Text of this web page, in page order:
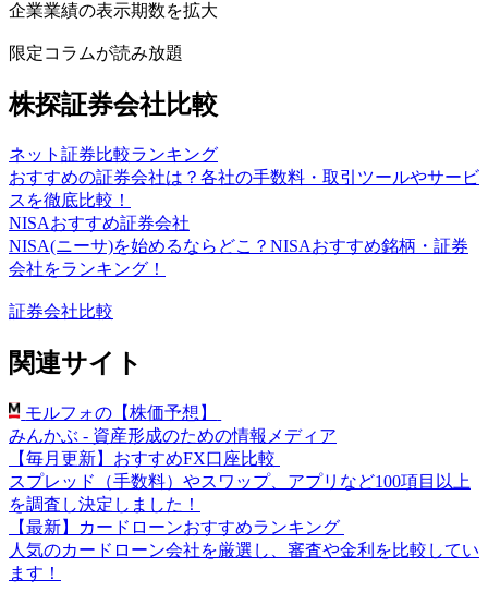
企業業績の表示期数を拡大
限定コラムが読み放題
株探証券会社比較
ネット証券比較ランキング
おすすめの証券会社は？各社の手数料・取引ツールやサービ
スを徹底比較！
NISAおすすめ証券会社
NISA(ニーサ)を始めるならどこ？NISAおすすめ銘柄・証券
会社をランキング！
証券会社比較
関連サイト
モルフォの【株価予想】
みんかぶ - 資産形成のための情報メディア
【毎月更新】おすすめFX口座比較
スプレッド（手数料）やスワップ、アプリなど100項目以上
を調査し決定しました！
【最新】カードローンおすすめランキング
人気のカードローン会社を厳選し、審査や金利を比較してい
ます！